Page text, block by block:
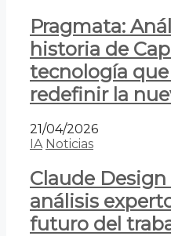
Pragmata:
historia de
tecnología
redefinir la
21/04/2026
IA Noticias
Claude
análisis
futuro del